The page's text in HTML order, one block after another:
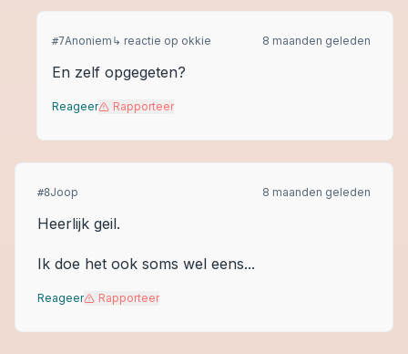
#7Anoniem ↳ reactie op okkie 8 maanden geleden
En zelf opgegeten?
Reageer Rapporteer
#8Joop 8 maanden geleden
Heerlijk geil.
Ik doe het ook soms wel eens...
Reageer Rapporteer